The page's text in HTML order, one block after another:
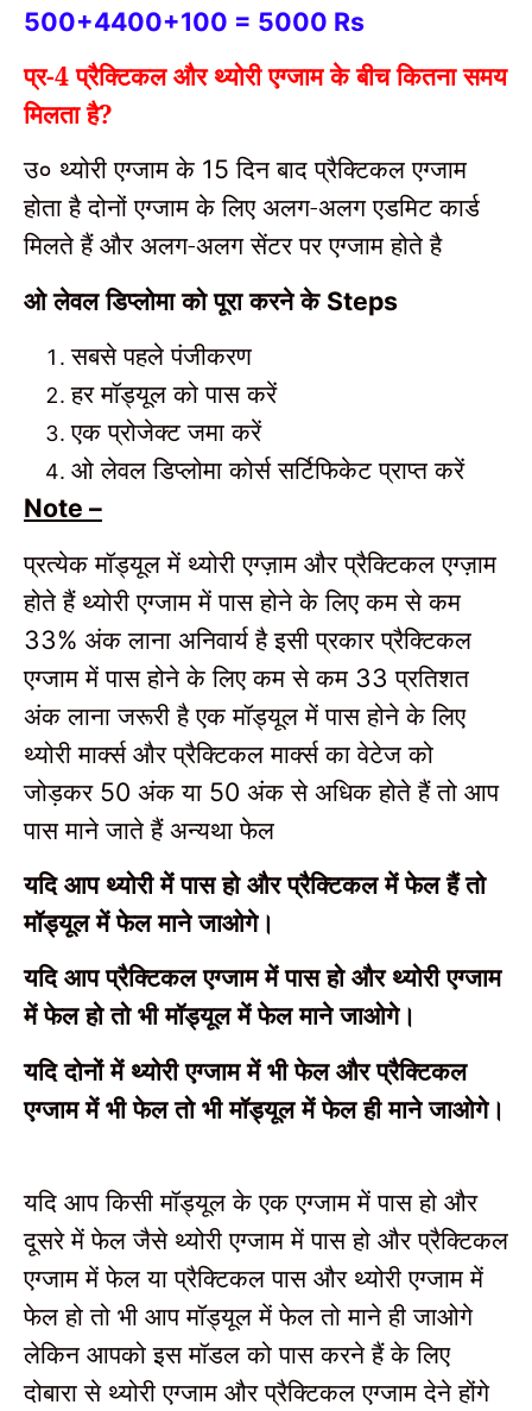
500+4400+100 = 5000 Rs
प्र-4प्रैक्टिकल और थ्योरी एग्जाम के बीच कितना समय
मिलता है?
उ० थ्योरी एग्जाम के 15दिन बाद प्रैक्टिकल एग्जाम
होता है दोनों एग्जाम के लिए अलग-अलग एडमिट कार्ड
मिलते हैं और अलग-अलग सेंटर पर एग्जाम होते है
ओ लेवल डिप्लोमा को पूरा करने के Steps
सबसे पहले पंजीकरण
हर मॉड्यूल को पास करें
एक प्रोजेक्ट जमा करें
ओ लेवल डिप्लोमा कोर्स सर्टिफिकेट प्राप्त करें
Note –
प्रत्येक मॉड्यूल में थ्योरी एग्ज़ाम और प्रैक्टिकल एग्ज़ाम
होते हैं थ्योरी एग्जाम में पास होने के लिए कम से कम
33% अंक लाना अनिवार्य है इसी प्रकार प्रैक्टिकल
एग्जाम में पास होने के लिए कम से कम 33प्रतिशत
अंक लाना जरूरी है एक मॉड्यूल में पास होने के लिए
थ्योरी मार्क्स और प्रैक्टिकल मार्क्स का वेटेज को
जोड़कर 50 अंक या 50 अंक से अधिक होते हैं तो आप
पास माने जाते हैं अन्यथा फेल
यदि आप थ्योरी में पास हो और प्रैक्टिकल में फेल हैं तो
मॉड्यूल में फेल माने जाओगे।
यदि आप प्रैक्टिकल एग्जाम में पास हो और थ्योरी एग्जाम
में फेल हो तो भी मॉड्यूल में फेल माने जाओगे।
यदि दोनों में थ्योरी एग्जाम में भी फेल और प्रैक्टिकल
एग्जाम में भी फेल तो भी मॉड्यूल में फेल ही माने जाओगे।
यदि आप किसी मॉड्यूल के एक एग्जाम में पास हो और
दूसरे में फेल जैसे थ्योरी एग्जाम में पास हो और प्रैक्टिकल
एग्जाम में फेल या प्रैक्टिकल पास और थ्योरी एग्जाम में
फेल हो तो भी आप मॉड्यूल में फेल तो माने ही जाओगे
लेकिन आपको इस मॉडल को पास करने हैं के लिए
दोबारा से थ्योरी एग्जाम और प्रैक्टिकल एग्जाम देने होंगे